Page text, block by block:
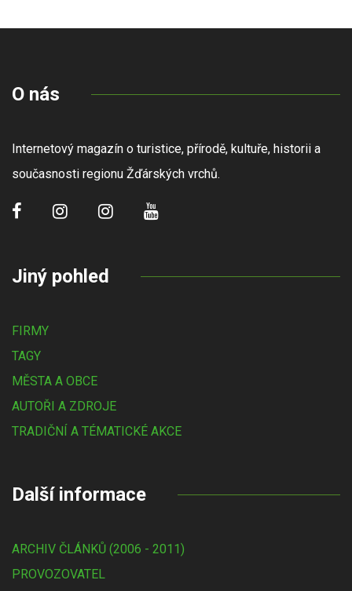
O nás
Internetový magazín o turistice, přírodě, kultuře, historii a
současnosti regionu Žďárských vrchů.
Jiný pohled
FIRMY
TAGY
MĚSTA A OBCE
AUTOŘI A ZDROJE
TRADIČNÍ A TÉMATICKÉ AKCE
Další informace
ARCHIV ČLÁNKŮ (2006 - 2011)
PROVOZOVATEL